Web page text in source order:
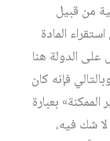
من قبيل
المادة
على الدولة هنا
فإنه كان
بعبارة
لا شك فيه،